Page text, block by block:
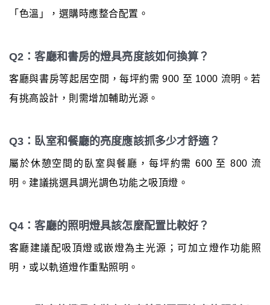
「色溫」，選購時應整合配置。
Q2：客廳和書房的燈具亮度該如何換算？
客廳與書房等起居空間，每坪約需 900 至 1000 流明。若
有挑高設計，則需增加輔助光源。
Q3：臥室和餐廳的亮度應該抓多少才舒適？
屬於休憩空間的臥室與餐廳，每坪約需 600 至 800 流
明。建議挑選具調光調色功能之吸頂燈。
Q4：客廳的照明燈具該怎麼配置比較好？
客廳建議配吸頂燈或嵌燈為主光源；可加立燈作功能照
明，或以軌道燈作重點照明。